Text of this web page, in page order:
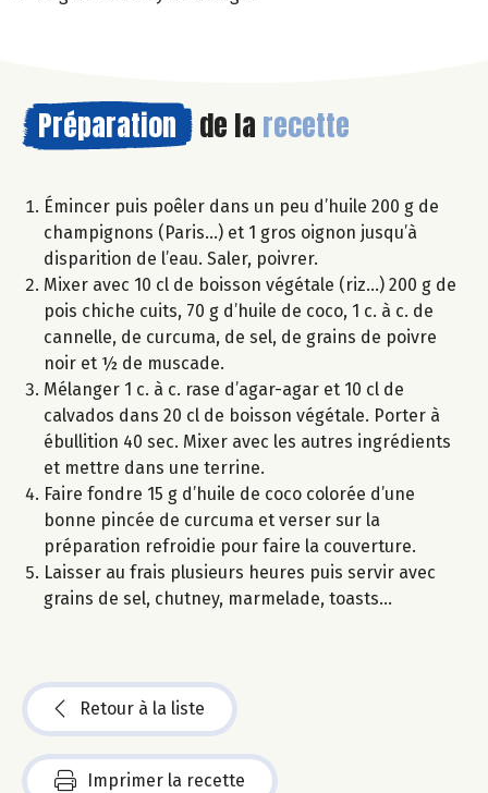
Préparation de la recette
Émincer puis poêler dans un peu d’huile 200 g de
champignons (Paris…) et 1 gros oignon jusqu’à
disparition de l’eau. Saler, poivrer.
Mixer avec 10 cl de boisson végétale (riz…) 200 g de
pois chiche cuits, 70 g d’huile de coco, 1 c. à c. de
cannelle, de curcuma, de sel, de grains de poivre
noir et ½ de muscade.
Mélanger 1 c. à c. rase d’agar-agar et 10 cl de
calvados dans 20 cl de boisson végétale. Porter à
ébullition 40 sec. Mixer avec les autres ingrédients
et mettre dans une terrine.
Faire fondre 15 g d’huile de coco colorée d’une
bonne pincée de curcuma et verser sur la
préparation refroidie pour faire la couverture.
Laisser au frais plusieurs heures puis servir avec
grains de sel, chutney, marmelade, toasts...
Retour à la liste
Imprimer la recette